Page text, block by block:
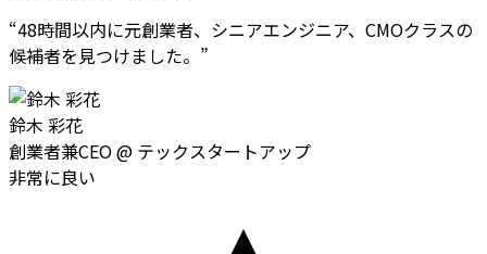
“48時間以内に元創業者、シニアエンジニア、CMOクラスの
候補者を見つけました。 ”
鈴木 彩花
創業者兼CEO@ テックスタートアップ
非常に良い